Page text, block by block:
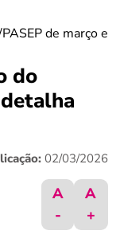
de março e
do
02/03/2026
A
-
A
+